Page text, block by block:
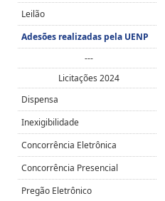
Leilão
Adesões realizadas pela UENP
---
Licitações 2024
Dispensa
Inexigibilidade
Concorrência Eletrônica
Concorrência Presencial
Pregão Eletrônico